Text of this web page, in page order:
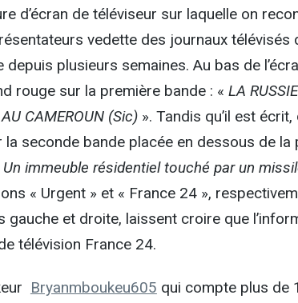
d’écran de téléviseur sur laquelle on
vedette des journaux télévisés
depuis plusieurs semaines. Au bas de
rouge sur la première bande : « LA
CAMEROUN (Sic)». Tandis qu’il est écrit,
la seconde bande placée en dessous de la
Un immeuble résidentiel touché par un
« Urgent » et « France 24 »,
gauche et droite, laissent croire que
télévision France 24.
Bryanmboukeu605 qui compte plus de